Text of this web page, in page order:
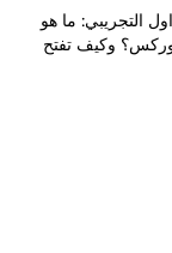
التجريبي: ما هو
وكيف تفتح